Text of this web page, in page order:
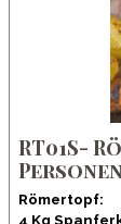
RT01S-
Römertopf:
4 Kg